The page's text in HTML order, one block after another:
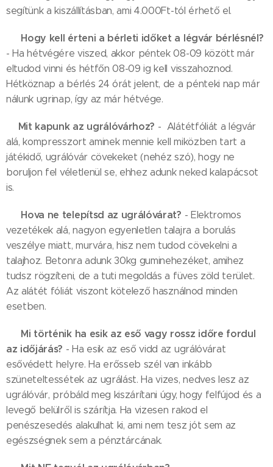
segítünk a kiszállításban, ami 4.000Ft-tól érhető el.
Hogy kell érteni a bérleti időket a légvár bérlésnél?
- Ha hétvégére viszed, akkor péntek 08-09 között már
eltudod vinni és hétfőn 08-09 ig kell visszahoznod.
Hétköznap a bérlés 24 órát jelent, de a pénteki nap már
nálunk ugrinap, így az már hétvége.
Mit kapunk az ugrálóvárhoz? - Alátétfóliát a légvár
alá, kompresszort aminek mennie kell miközben tart a
játékidő, ugrálóvár cövekeket (nehéz szó), hogy ne
boruljon fel véletlenül se, ehhez adunk neked kalapácsot
is.
Hova ne telepítsd az ugrálóvárat? - Elektromos
vezetékek alá, nagyon egyenletlen talajra a borulás
veszélye miatt, murvára, hisz nem tudod cövekelni a
talajhoz. Betonra adunk 30kg guminehezéket, amihez
tudsz rögzíteni, de a tuti megoldás a füves zöld terület.
Az alátét fóliát viszont kötelező használnod minden
esetben.
Mi történik ha esik az eső vagy rossz időre fordul
az időjárás? - Ha esik az eső vidd az ugrálóvárat
esővédett helyre. Ha erősseb szél van inkább
szüneteltessétek az ugrálást. Ha vizes, nedves lesz az
ugrálóvár, próbáld meg kiszárítani úgy, hogy felfújod és a
levegő belülről is szárítja. Ha vizesen rakod el
penészesedés alakulhat ki, ami nem tesz jót sem az
egészségnek sem a pénztárcának.